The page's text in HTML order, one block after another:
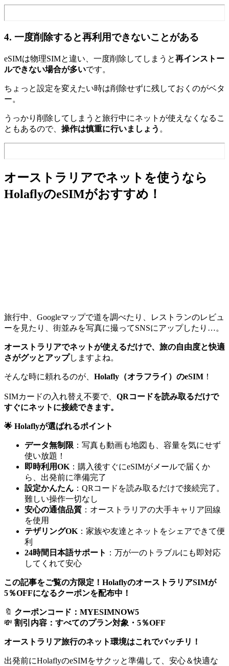
4. 一度削除すると再利用できないことがある
eSIMは物理SIMと違い、一度削除してしまうと再インストー
ルできない場合が多いです。
ちょっと設定を変えたい時は削除せずに残しておくのがベタ
ー。
うっかり削除してしまうと旅行中にネットが使えなくなるこ
ともあるので、 操作は慎重に行いましょう 。
オーストラリアでネットを使うなら
HolaflyのeSIMがおすすめ！
旅行中、Googleマップで道を調べたり、レストランのレビュ
ーを見たり、街並みを写真に撮ってSNSにアップしたり…。
オーストラリアでネットが使えるだけで、旅の自由度と快適
さがグッとアップしますよね。
そんな時に頼れるのが、 Holafly（オラフライ）のeSIM ！
SIMカードの入れ替え不要で、 QRコードを読み取るだけで
すぐにネットに接続できます。
🌟 Holaflyが選ばれるポイント
データ無制限 ：写真も動画も地図も、容量を気にせず
使い放題！
即時利用OK ：購入後すぐにeSIMがメールで届くか
ら、出発前に準備完了
設定かんたん ：QRコードを読み取るだけで接続完了。
難しい操作一切なし
安心の通信品質 ：オーストラリアの大手キャリア回線
を使用
テザリングOK ：家族や友達とネットをシェアできて便
利
24時間日本語サポート ：万が一のトラブルにも即対応
してくれて安心
この記事をご覧の方限定！HolaflyのオーストラリアSIMが
5％OFFになるクーポンを配布中！
🔖 クーポンコード：MYESIMNOW5
💸 割引内容：すべてのプラン対象・5％OFF
オーストラリア旅行のネット環境はこれでバッチリ！
出発前にHolaflyのeSIMをサクッと準備して、安心＆快適な